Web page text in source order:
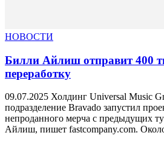
НОВОСТИ
Билли Айлиш отправит 400
переработку
09.07.2025 Холдинг Universal Music
подразделение Bravado запустил
непроданного мерча с предыдущих
Айлиш, пишет fastcompany.com.